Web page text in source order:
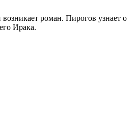
роман. Пирогов узнает о
Ирака.